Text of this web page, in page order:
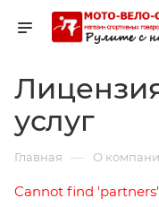
услуг
Главная — О
Cannot find